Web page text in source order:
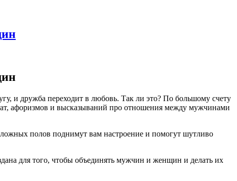
и дружба переходит в любовь. Так ли это? По большому счету
афоризмов и высказываний про отношения между мужчинами
полов поднимут вам настроение и помогут шутливо
для того, чтобы объединять мужчин и женщин и делать их